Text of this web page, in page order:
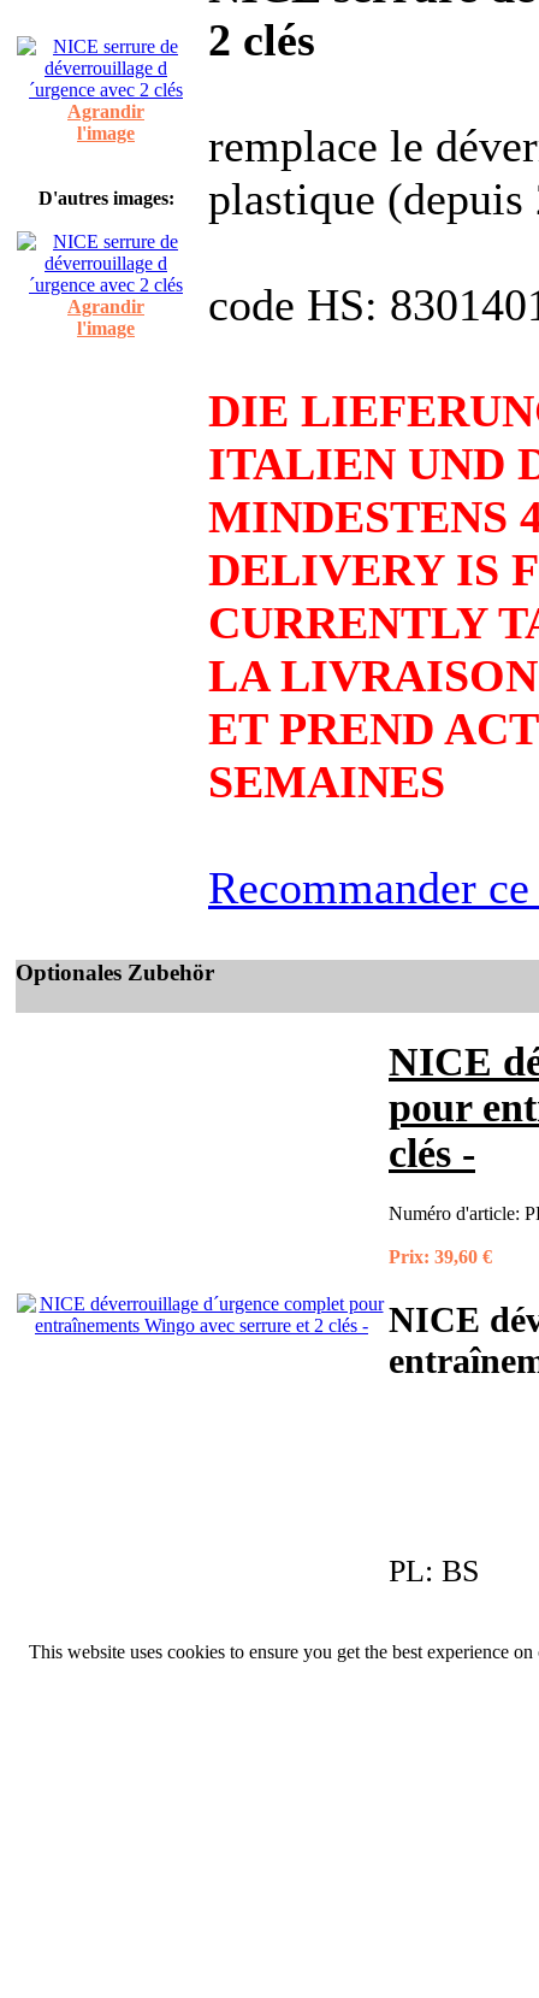
Agrandir
l'image
D'autres images:
Agrandir
l'image
2 clés
remplace le
plastique (depuis
code HS:
DIE
ITALIEN UND
MINDESTENS
DELIVERY IS
CURRENTLY
LA
ET PREND
SEMAINES
Recommander
Optionales Zubehör
NICE
pour
clés -
Numéro d'article:
Prix: 39,60 €
NICE
PL: BS
This website uses cookies to ensure you get the best experience